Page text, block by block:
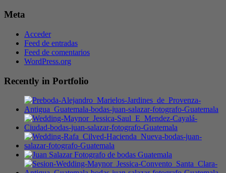
Meta
Acceder
Feed de entradas
Feed de comentarios
WordPress.org
Recently in Portfolio